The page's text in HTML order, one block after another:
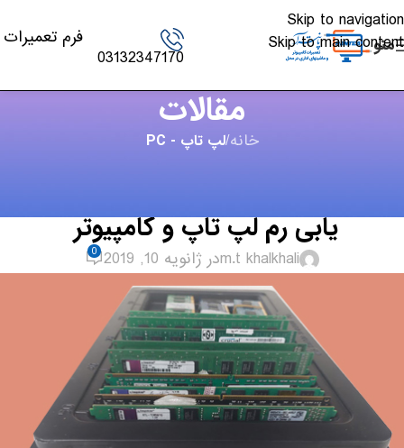
Skip to navigation
Skip to main content
منو
03132347170
فرم تعمیرات
مقالات
خانه/لپ تاپ - PC
یابی رم لپ تاپ و کامپیوتر
m.t khalkhaliدر ژانویه 10, 2019 0